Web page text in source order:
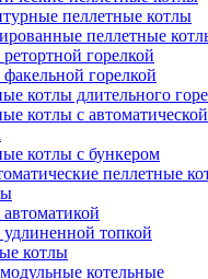
пеллетные котлы
пеллетные
горелкой
горелкой
котлы длительного
котлы с
котлы с бункером
пеллетные
топкой
котлы
котельные